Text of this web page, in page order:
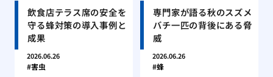
飲食店テラス席の安全を
守る蜂対策の導入事例と
成果
2026.06.26
害虫
専門家が語る秋のスズメ
バチ一匹の背後にある脅
威
2026.06.26
蜂